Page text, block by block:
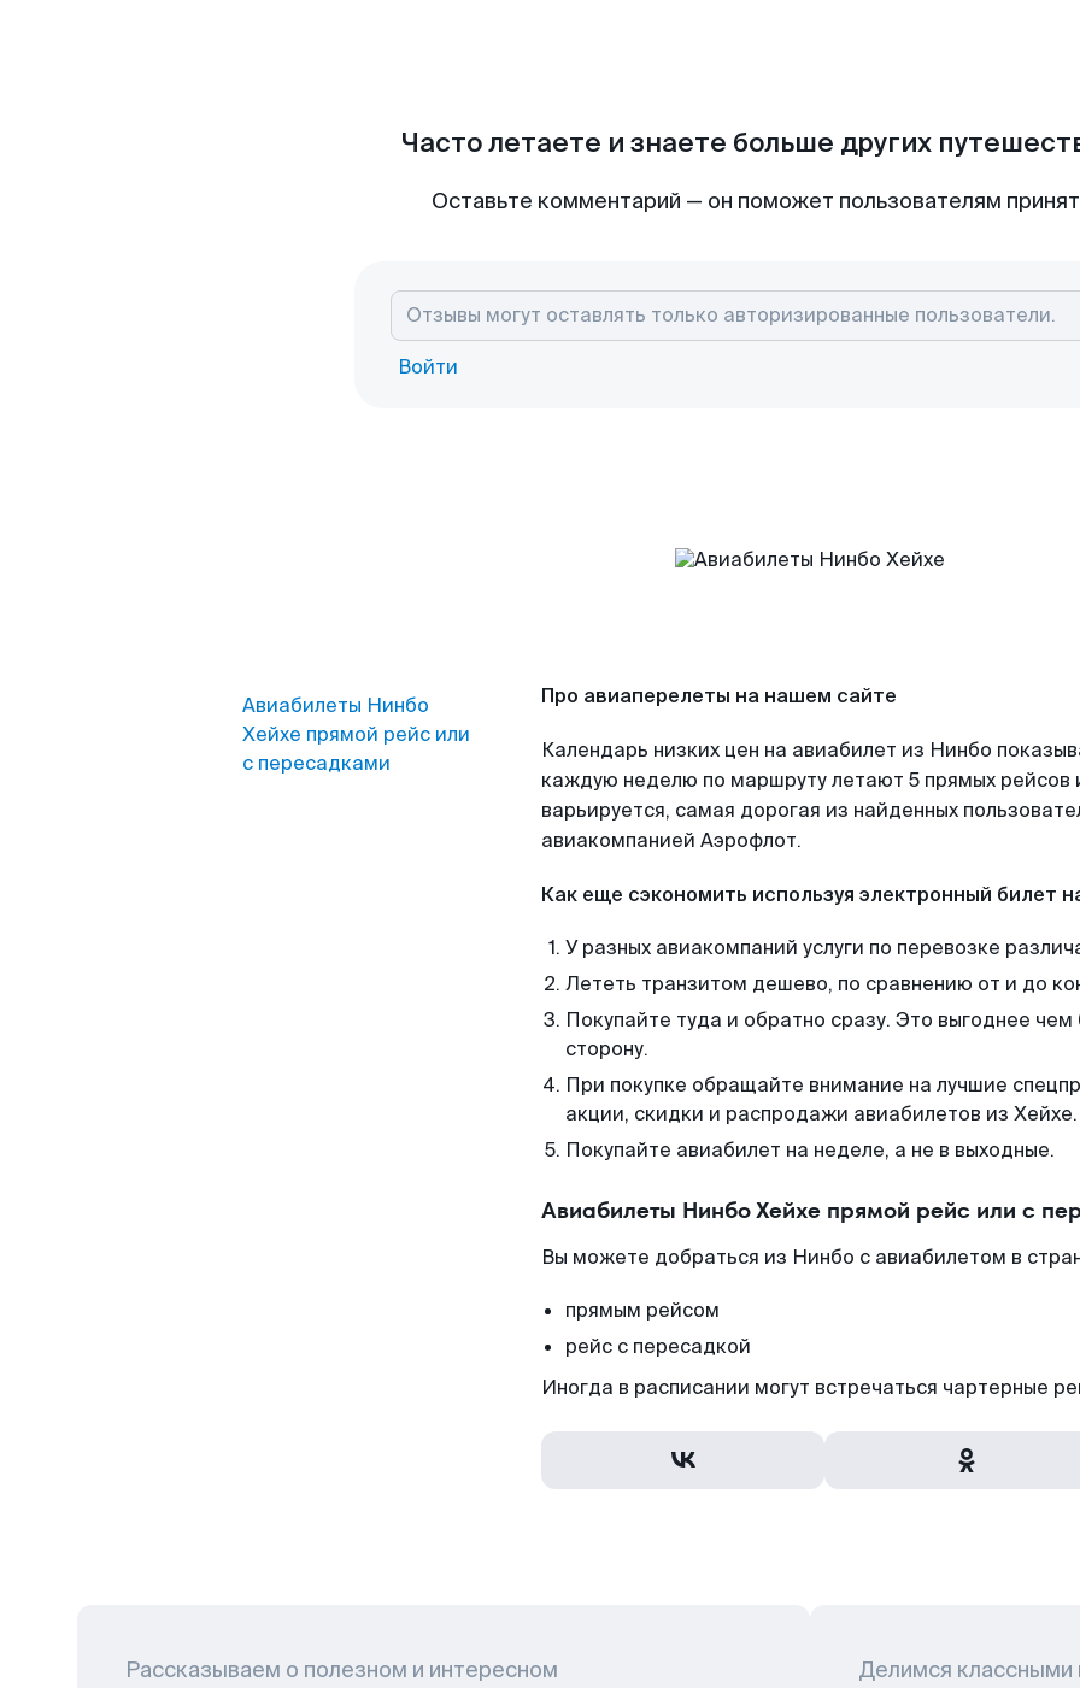
Часто летаете и знаете больше других
Оставьте комментарий — он поможет пользователям
Войти
Авиабилеты Нинбо
Хейхе прямой рейс или
с пересадками
Про авиаперелеты на нашем сайте
Календарь низких цен на авиабилет из Нинбо
каждую неделю по маршруту летают 5 прямых рейсов
варьируется, самая дорогая из найденных
авиакомпанией Аэрофлот.
Как еще сэкономить используя электронный билет
У разных авиакомпаний услуги по перевозке
Лететь транзитом дешево, по сравнению от и до
Покупайте туда и обратно сразу. Это выгоднее
сторону.
При покупке обращайте внимание на лучшие
акции, скидки и распродажи авиабилетов из Хейхе.
Покупайте авиабилет на неделе, а не в выходные.
Авиабилеты Нинбо Хейхе прямой рейс или с
Вы можете добраться из Нинбо с авиабилетом в
прямым рейсом
рейс с пересадкой
Иногда в расписании могут встречаться чартерные
Рассказываем о полезном и интересном Делимся классными